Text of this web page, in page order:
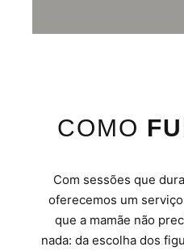
COMO
Com sessões que
oferecemos um
que a mamãe não
nada: da escolha dos